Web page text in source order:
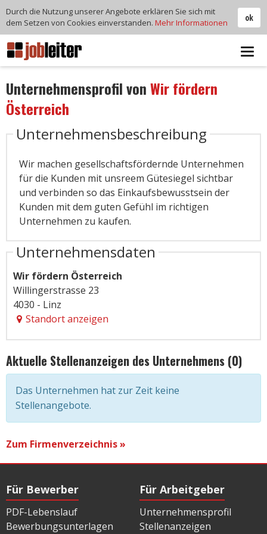
Unternehmensprofil vonWir fördern
Österreich
Unternehmensbeschreibung
Wir machen gesellschaftsfördernde Unternehmen
für die Kunden mit unsreem Gütesiegel sichtbar
und verbinden so das Einkaufsbewusstsein der
Kunden mit dem guten Gefühl im richtigen
Unternehmen zu kaufen.
Unternehmensdaten
Wir fördern Österreich
Willingerstrasse 23
4030 - Linz
Standort anzeigen
Aktuelle Stellenanzeigen des Unternehmens (0)
Das Unternehmen hat zur Zeit keine
Stellenangebote.
Zum Firmenverzeichnis »
Für Bewerber
PDF-Lebenslauf
Bewerbungsunterlagen
Für Arbeitgeber
Unternehmensprofil
Stellenanzeigen
ok
Durch die Nutzung unserer Angebote erklären Sie sich mit
dem Setzen von Cookies einverstanden. Mehr Informationen